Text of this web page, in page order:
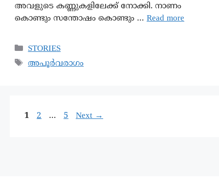
അവളുടെ കണ്ണുകളിലേക്ക് നോക്കി. നാണം
കൊണ്ടും സന്തോഷം കൊണ്ടും … Read more
STORIES
അപൂർവരാഗം
1 2 … 5 Next→